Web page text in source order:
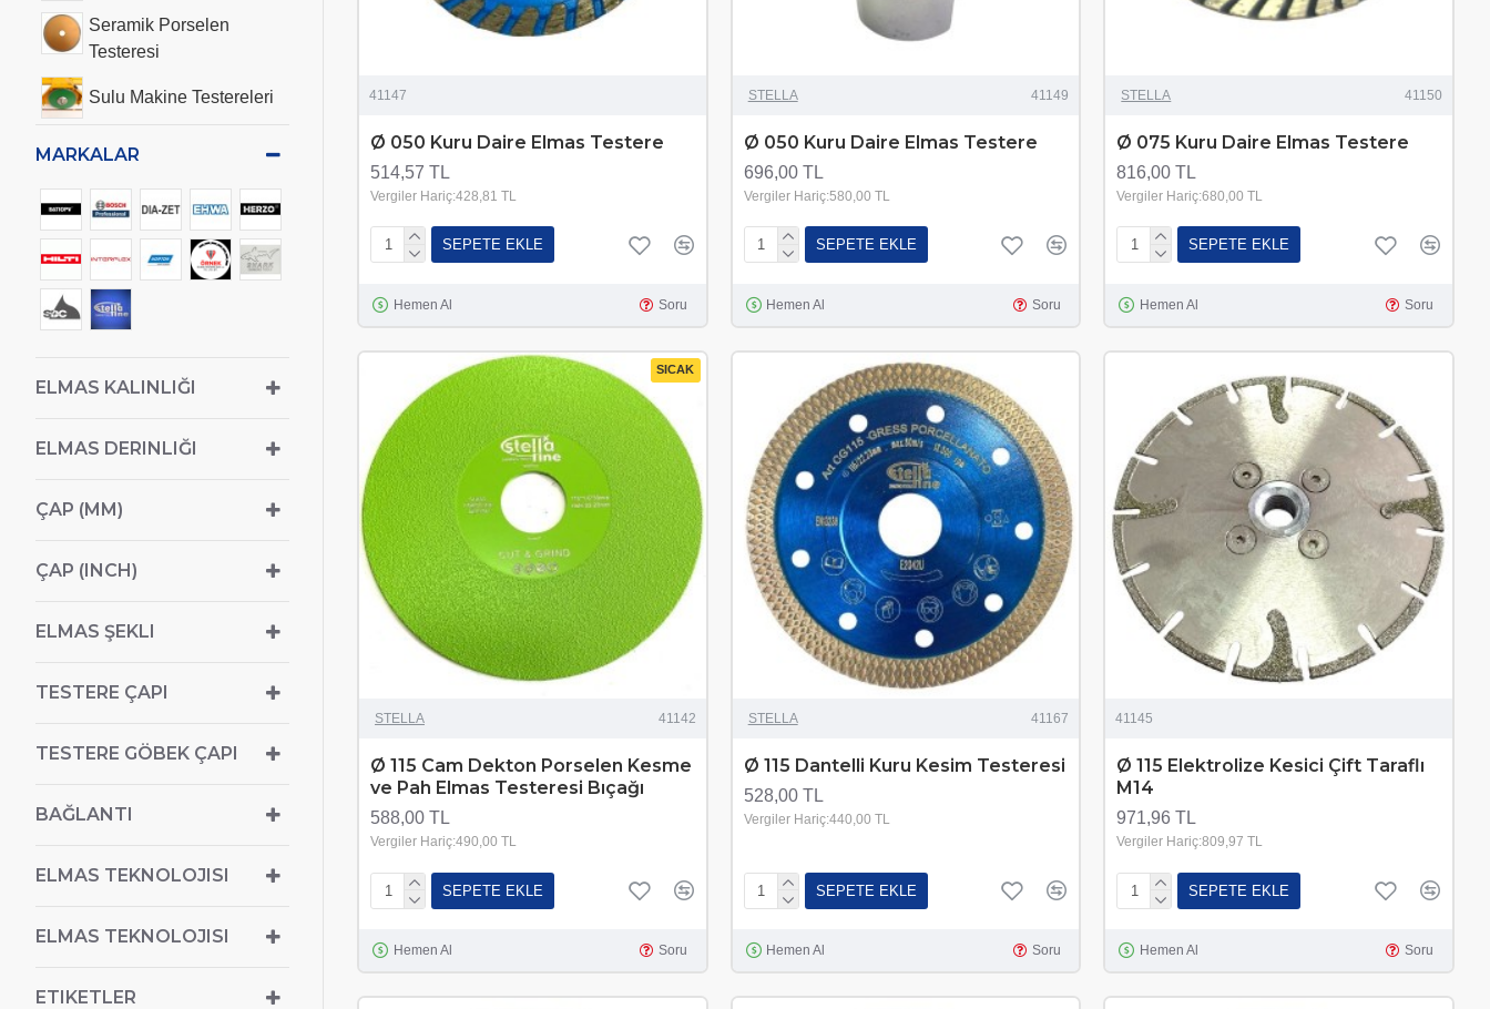
Seramik Porselen
Testeresi
Sulu Makine Testereleri
Tarama Kanal Açma
MARKALAR
ELMAS KALINLIĞI
ELMAS DERINLIĞI
TESTERE ÇAPI
ÇAP (MM)
TESTERE GÖBEK ÇAPI
BAĞLANTI
ÇAP (INCH)
ELMAS ŞEKLI
ELMAS TEKNOLOJISI
ELMAS TEKNOLOJISI
ETIKETLER
41147
Ø 050 Kuru Daire Elmas Testere
514,57 TL
Vergiler Hariç:428,81 TL
SEPETE EKLE
Hemen Al Soru
STELLA 41149
Ø 050 Kuru Daire Elmas Testere
696,00 TL
Vergiler Hariç:580,00 TL
SEPETE EKLE
Hemen Al Soru
STELLA 41150
Ø 075 Kuru Daire Elmas Testere
816,00 TL
Vergiler Hariç:680,00 TL
SEPETE EKLE
Hemen Al Soru
SICAK
STELLA 41142
Ø 115 Cam Dekton Porselen Kesme
ve Pah Elmas Testeresi Bıçağı
588,00 TL
Vergiler Hariç:490,00 TL
SEPETE EKLE
Hemen Al Soru
STELLA 41167
Ø 115 Dantelli Kuru Kesim Testeresi
528,00 TL
Vergiler Hariç:440,00 TL
SEPETE EKLE
Hemen Al Soru
41145
Ø 115 Elektrolize Kesici Çift Taraflı
M14
971,96 TL
Vergiler Hariç:809,97 TL
SEPETE EKLE
Hemen Al Soru